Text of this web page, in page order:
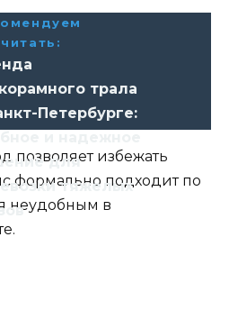
трала
Петербурге:
для
тяжелых
позволяет избежать
формально подходит по
неудобным в